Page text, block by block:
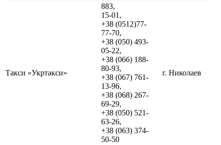
Такси «Укртакси»
883,
15-01,
+38 (0512)77-
77-70,
+38 (050) 493-
05-22,
+38 (066) 188-
80-93,
+38 (067) 761-
13-96,
+38 (068) 267-
69-29,
+38 (050) 521-
63-26,
+38 (063) 374-
50-50
г. Николаев